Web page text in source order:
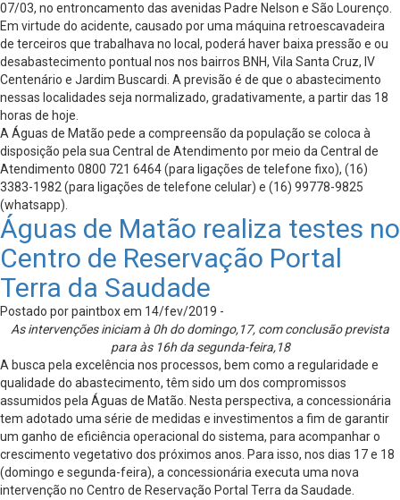
07/03, no entroncamento das avenidas Padre Nelson e São Lourenço.
Em virtude do acidente, causado por uma máquina retroescavadeira
de terceiros que trabalhava no local, poderá haver baixa pressão e ou
desabastecimento pontual nos nos bairros BNH, Vila Santa Cruz, IV
Centenário e Jardim Buscardi. A previsão é de que o abastecimento
nessas localidades seja normalizado, gradativamente, a partir das 18
horas de hoje.
A Águas de Matão pede a compreensão da população se coloca à
disposição pela sua Central de Atendimento por meio da Central de
Atendimento 0800 721 6464 (para ligações de telefone fixo), (16)
3383-1982 (para ligações de telefone celular) e (16) 99778-9825
(whatsapp).
Águas de Matão realiza testes no
Centro de Reservação Portal
Terra da Saudade
Postado por paintbox em 14/fev/2019 -
As intervenções iniciam à 0h do domingo,17, com conclusão prevista
para às 16h da segunda-feira,18
A busca pela excelência nos processos, bem como a regularidade e
qualidade do abastecimento, têm sido um dos compromissos
assumidos pela Águas de Matão. Nesta perspectiva, a concessionária
tem adotado uma série de medidas e investimentos a fim de garantir
um ganho de eficiência operacional do sistema, para acompanhar o
crescimento vegetativo dos próximos anos. Para isso, nos dias 17 e 18
(domingo e segunda-feira), a concessionária executa uma nova
intervenção no Centro de Reservação Portal Terra da Saudade.